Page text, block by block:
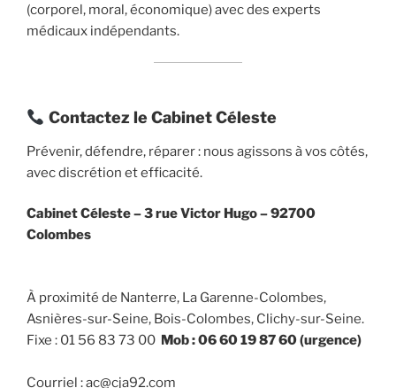
(corporel, moral, économique) avec des experts
médicaux indépendants.
Contactez le Cabinet Céleste
Prévenir, défendre, réparer : nous agissons à vos côtés,
avec discrétion et efficacité.
Cabinet Céleste –3 rue Victor Hugo – 92700
Colombes
À proximité de Nanterre, La Garenne-Colombes,
Asnières-sur-Seine, Bois-Colombes, Clichy-sur-Seine.
Fixe : 01 56 83 73 00 Mob : 06 60 19 87 60 (urgence)
Courriel : ac@cja92.com